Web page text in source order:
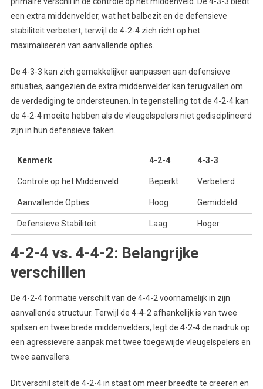
een extra middenvelder, wat het balbezit en de defensieve
stabiliteit verbetert, terwijl de 4-2-4 zich richt op het
maximaliseren van aanvallende opties.
De 4-3-3 kan zich gemakkelijker aanpassen aan defensieve
situaties, aangezien de extra middenvelder kan terugvallen om
de verdediging te ondersteunen. In tegenstelling tot de 4-2-4 kan
de 4-2-4 moeite hebben als de vleugelspelers niet gedisciplineerd
zijn in hun defensieve taken.
Kenmerk 4-2-4 4-3-3
Controle op het Middenveld Beperkt Verbeterd
Aanvallende Opties Hoog Gemiddeld
Defensieve Stabiliteit Laag Hoger
4-2-4 vs. 4-4-2: Belangrijke
verschillen
De 4-2-4 formatie verschilt van de 4-4-2 voornamelijk in zijn
aanvallende structuur. Terwijl de 4-4-2 afhankelijk is van twee
spitsen en twee brede middenvelders, legt de 4-2-4 de nadruk op
een agressievere aanpak met twee toegewijde vleugelspelers en
twee aanvallers.
Dit verschil stelt de 4-2-4 in staat om meer breedte te creëren en